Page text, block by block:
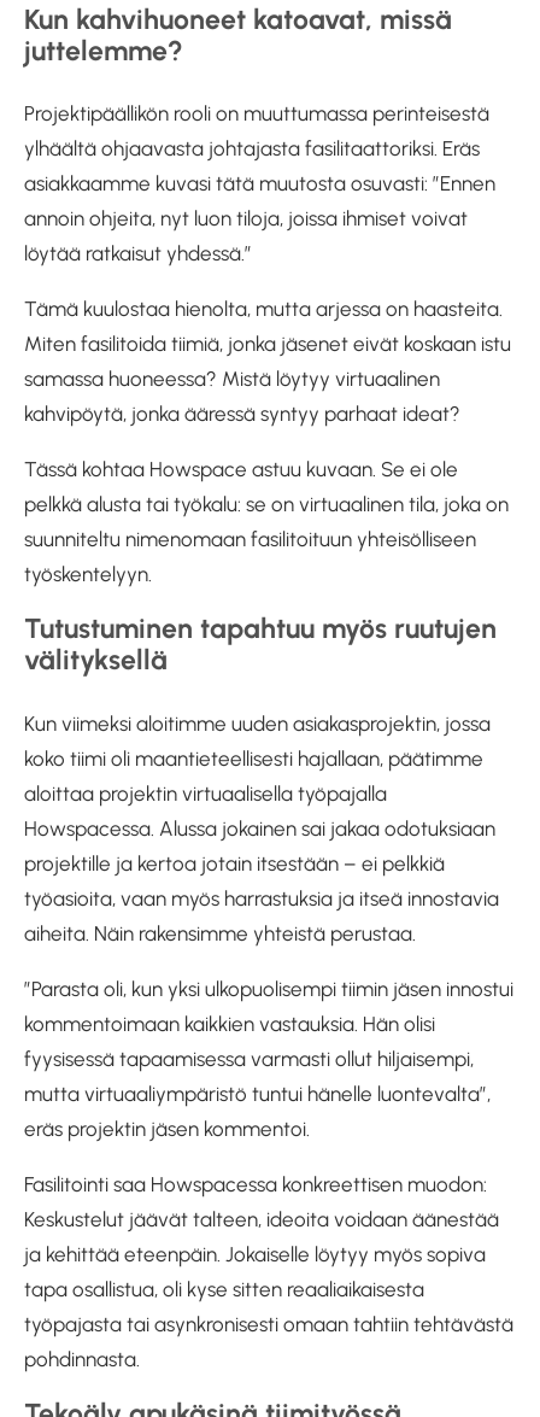
Kun kahvihuoneet katoavat, missä
juttelemme?
Projektipäällikön rooli on muuttumassa perinteisestä
ylhäältä ohjaavasta johtajasta fasilitaattoriksi. Eräs
asiakkaamme kuvasi tätä muutosta osuvasti: ”Ennen
annoin ohjeita, nyt luon tiloja, joissa ihmiset voivat
löytää ratkaisut yhdessä.”
Tämä kuulostaa hienolta, mutta arjessa on haasteita.
Miten fasilitoida tiimiä, jonka jäsenet eivät koskaan istu
samassa huoneessa? Mistä löytyy virtuaalinen
kahvipöytä, jonka ääressä syntyy parhaat ideat?
Tässä kohtaa Howspace astuu kuvaan. Se ei ole
pelkkä alusta tai työkalu: se on virtuaalinen tila, joka on
suunniteltu nimenomaan fasilitoituun yhteisölliseen
työskentelyyn.
Tutustuminen tapahtuu myös ruutujen
välityksellä
Kun viimeksi aloitimme uuden asiakasprojektin, jossa
koko tiimi oli maantieteellisesti hajallaan, päätimme
aloittaa projektin virtuaalisella työpajalla
Howspacessa. Alussa jokainen sai jakaa odotuksiaan
projektille ja kertoa jotain itsestään – ei pelkkiä
työasioita, vaan myös harrastuksia ja itseä innostavia
aiheita. Näin rakensimme yhteistä perustaa.
”Parasta oli, kun yksi ulkopuolisempi tiimin jäsen innostui
kommentoimaan kaikkien vastauksia. Hän olisi
fyysisessä tapaamisessa varmasti ollut hiljaisempi,
mutta virtuaaliympäristö tuntui hänelle luontevalta”,
eräs projektin jäsen kommentoi.
Fasilitointi saa Howspacessa konkreettisen muodon:
Keskustelut jäävät talteen, ideoita voidaan äänestää
ja kehittää eteenpäin. Jokaiselle löytyy myös sopiva
tapa osallistua, oli kyse sitten reaaliaikaisesta
työpajasta tai asynkronisesti omaan tahtiin tehtävästä
pohdinnasta.